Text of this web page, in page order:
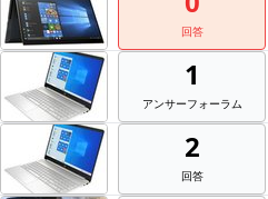
回答
1
アンサーフォーラム
2
回答